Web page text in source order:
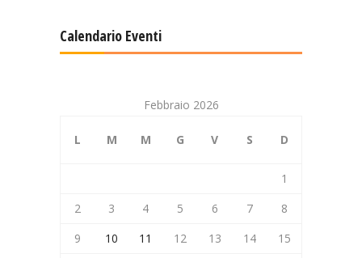
Calendario Eventi
Febbraio 2026
L M M G V S D
1
2
3 4 5 6 7
8
9
10 11 12 13 14
15